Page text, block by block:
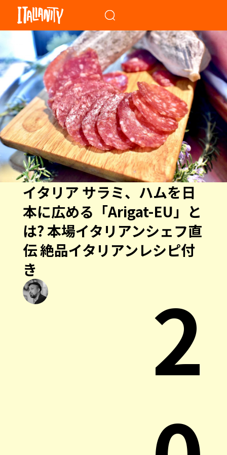
イタリア サラミ、ハムを日
本に広める「Arigat-EU」と
は? 本場イタリアンシェフ直
伝 絶品イタリアンレシピ付
き
2